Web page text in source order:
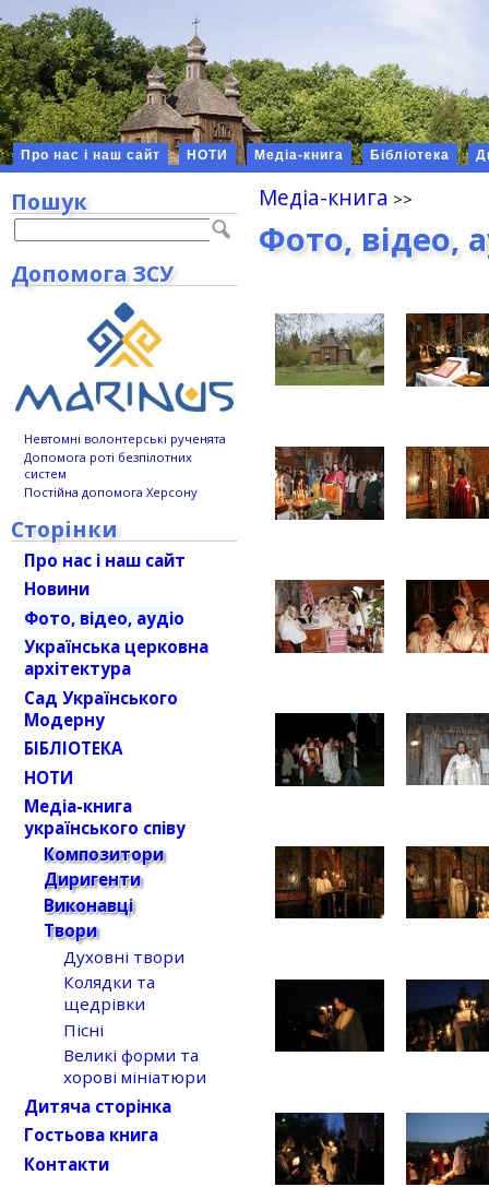
Про нас і наш сайт НОТИ Медіа-книга Бібліотека
Медіа-книга
Фото, відео,
Пошук
Допомога ЗСУ
Невтомні волонтерські рученята
Допомога роті безпілотних
систем
Постійна допомога Херсону
Сторінки
Про нас і наш сайт
Новини
Фото, відео, аудіо
Українська церковна
архітектура
Сад Українського
Модерну
БІБЛІОТЕКА
НОТИ
Медіа-книга
українського співу
Композитори
Диригенти
Виконавці
Твори
Духовні твори
Колядки та
щедрівки
Пісні
Великі форми та
хорові мініатюри
Дитяча сторінка
Гостьова книга
Контакти